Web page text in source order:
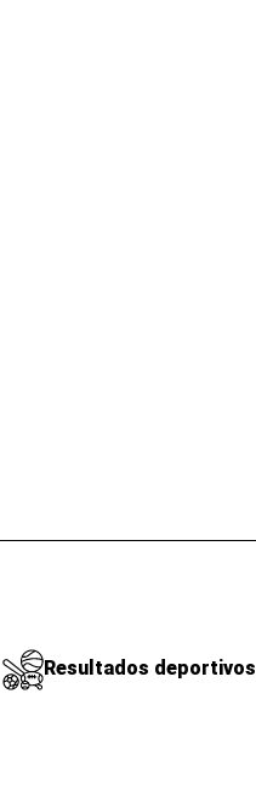
Resultados deportivos